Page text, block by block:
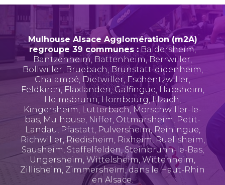
Mulhouse Alsace Agglomération (m2A)
regroupe 39 communes : Baldersheim,
Bantzenheim, Battenheim, Berrwiller,
Bollwiller, Bruebach,Brunstatt-didenheim,
Chalampé, Dietwiller, Eschentzwiller,
Feldkirch, Flaxlanden,Galfingue, Habsheim,
Heimsbrunn, Hombourg,Illzach,
Kingersheim, Lutterbach, Morschwiller-le-
bas, Mulhouse, Niffer, Ottmarsheim, Petit-
Landau, Pfastatt, Pulversheim, Reiningue,
Richwiller, Riedisheim, Rixheim,Ruelisheim,
Sausheim, Staffelfelden, Steinbrunn-le-Bas,
Ungersheim, Wittelsheim,Wittenheim,
Zillisheim, Zimmersheim, dans le Haut-Rhin
en Alsace.